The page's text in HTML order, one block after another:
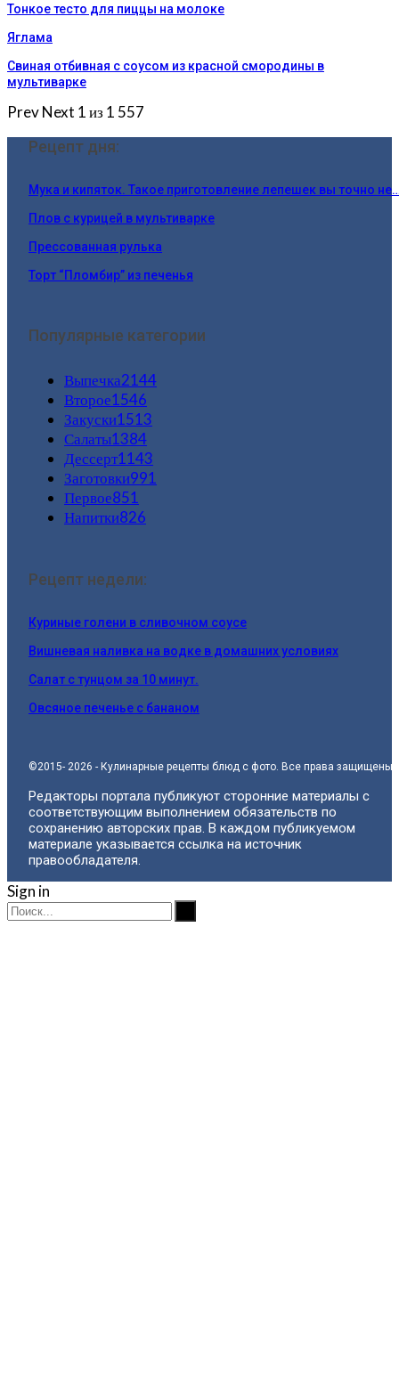
Тонкое тесто для пиццы на молоке
Яглама
Свиная отбивная с соусом из красной смородины в
мультиварке
PrevNext 1 из 1 557
Рецепт дня:
Мука и кипяток. Такое приготовление лепешек вы точно
Плов с курицей в мультиварке
Прессованная рулька
Торт “Пломбир” из печенья
Популярные категории
Выпечка2144
Второе1546
Закуски1513
Салаты1384
Дессерт1143
Заготовки991
Первое851
Напитки826
Рецепт недели:
Куриные голени в сливочном соусе
Вишневая наливка на водке в домашних условиях
Салат с тунцом за 10 минут.
Овсяное печенье с бананом
©2015- 2026 - Кулинарные рецепты блюд с фото. Все права защищены.
Редакторы портала публикуют сторонние материалы с
соответствующим выполнением обязательств по
сохранению авторских прав. В каждом публикуемом
материале указывается ссылка на источник
правообладателя.
Sign in